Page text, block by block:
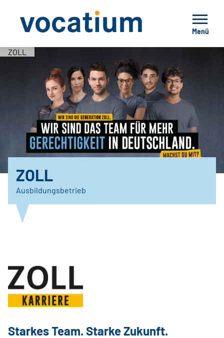
Menü
ZOLL
ZOLL
Ausbildungsbetrieb
Starkes Team. Starke Zukunft.